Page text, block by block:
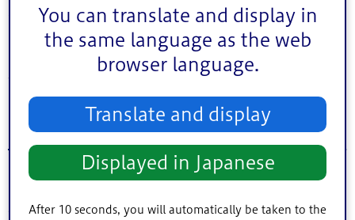
You can translate and display in
the same language as the web
browser language.
Translate and display
Displayed in Japanese
After 10 seconds, you will automatically be taken to the
参加。江戸川消防署の職員が講師となって、地震や火災な
ど日本特有の災害などへの備えを教える講習をはじめ、消
火器を使った初期消火訓練やAEDと人形を使った心肺蘇生
訓練などの実技訓練を行います。
外国人の防災訓練
開催日時：令和5年12月16日（土曜日）10時～11時30分
会場：江戸川消防署（中央2丁目9番13号）